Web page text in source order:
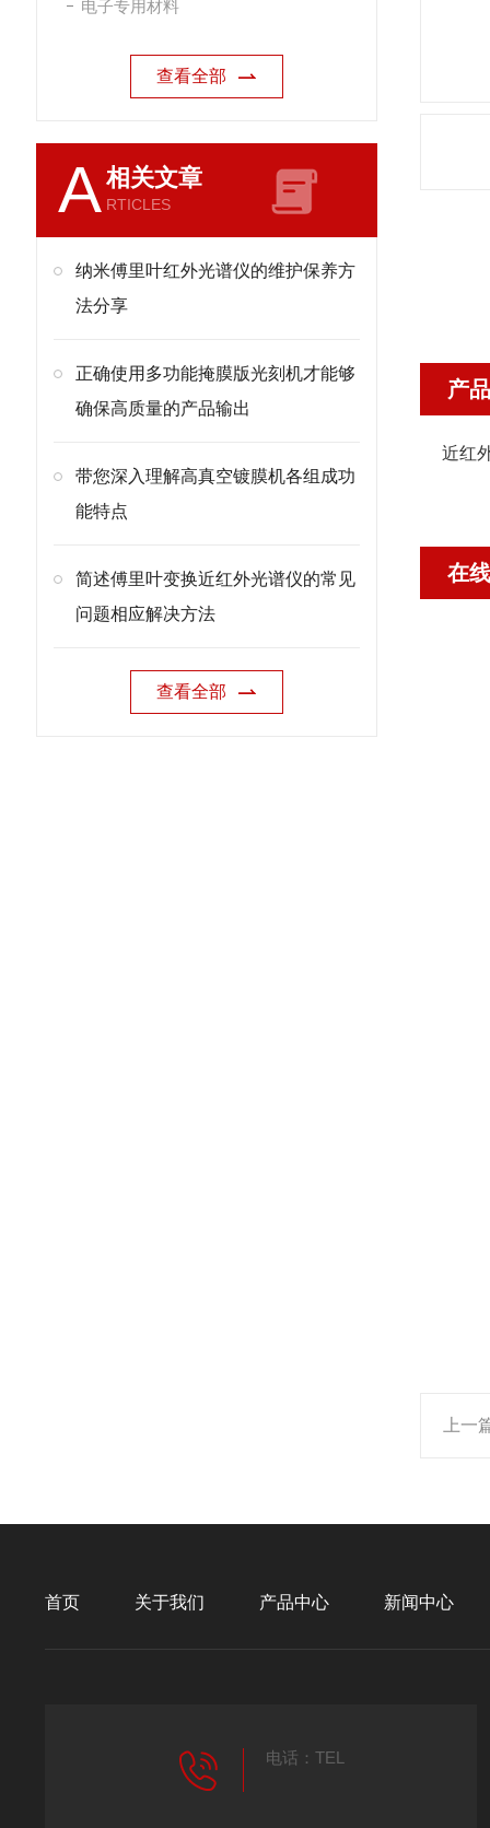
电子专用材料
查看全部
A相关文章
RTICLES
纳米傅里叶红外光谱仪的维护保养方
法分享
正确使用多功能掩膜版光刻机才能够
确保高质量的产品输出
带您深入理解高真空镀膜机各组成功
能特点
简述傅里叶变换近红外光谱仪的常见
问题相应解决方法
查看全部
产
近红
在
上一
首页 关于我们 产品中心 新闻中心
电话：TEL